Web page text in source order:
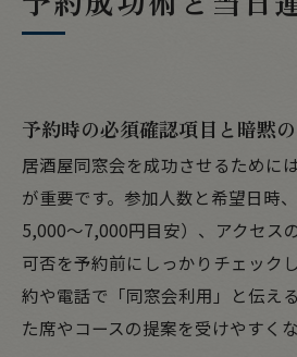
予約時の必須確認項目と暗黙
居酒屋同窓会を成功させるために
が重要です。参加人数と希望日時
5,000〜7,000円目安）、アクセス
可否を予約前にしっかりチェック
約や電話で「同窓会利用」と伝え
た席やコースの提案を受けやすくな